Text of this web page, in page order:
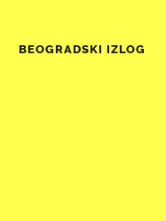
BEOGRADSKI IZLOG